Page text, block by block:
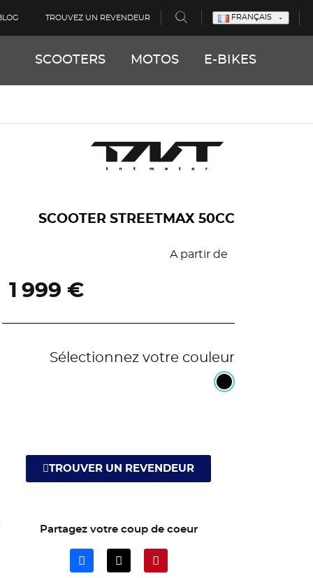
TROUVEZ UN REVENDEUR FRANÇAIS 
SCOOTERS MOTOS E-BIKES
SCOOTER STREETMAX 50CC
A partir de
1 999 €
Sélectionnez votre couleur
TROUVER UN REVENDEUR
Partagez votre coup de coeur